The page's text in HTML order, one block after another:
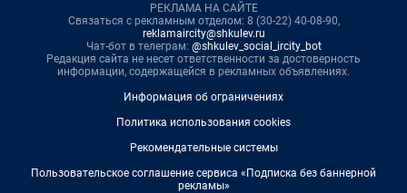
РЕКЛАМА НА САЙТЕ
Связаться с рекламным отделом: 8 (30-22) 40-08-90,
reklamaircity@shkulev.ru
Чат-бот в телеграм: @shkulev_social_ircity_bot
Редакция сайта не несет ответственности за достоверность
информации, содержащейся в рекламных объявлениях.
Информация об ограничениях
Политика использования cookies
Рекомендательные системы
Пользовательское соглашение сервиса «Подписка без баннерной
рекламы»